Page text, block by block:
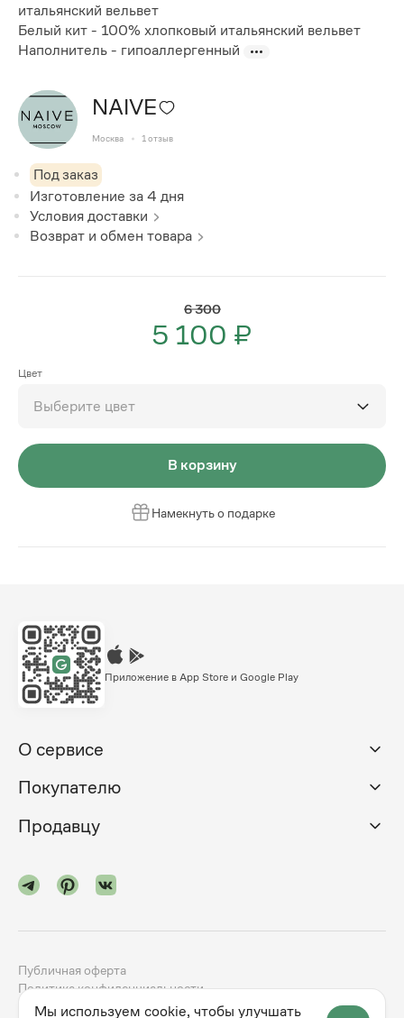
итальянский вельвет
Белый кит - 100% хлопковый итальянский вельвет
Наполнитель - гипоаллергенный
NAIVE
Москва 1 отзыв
Под заказ
Изготовление за4 дня
Условия доставки
Возврат и обмен товара
6 300
5 100 ₽
Цвет
Выберите цвет
В корзину
Намекнуть о подарке
Приложение в App Store и Google Play
О сервисе
Покупателю
Продавцу
Публичная оферта
Политика конфиденциальности
Мы используем cookie, чтобы улучшать